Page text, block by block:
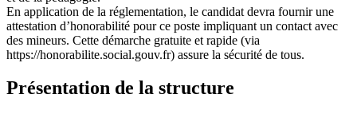
En application de la réglementation, le candidat devra fournir une
attestation d’honorabilité pour ce poste impliquant un contact avec
des mineurs. Cette démarche gratuite et rapide (via
https://honorabilite.social.gouv.fr) assure la sécurité de tous.
Présentation de la structure